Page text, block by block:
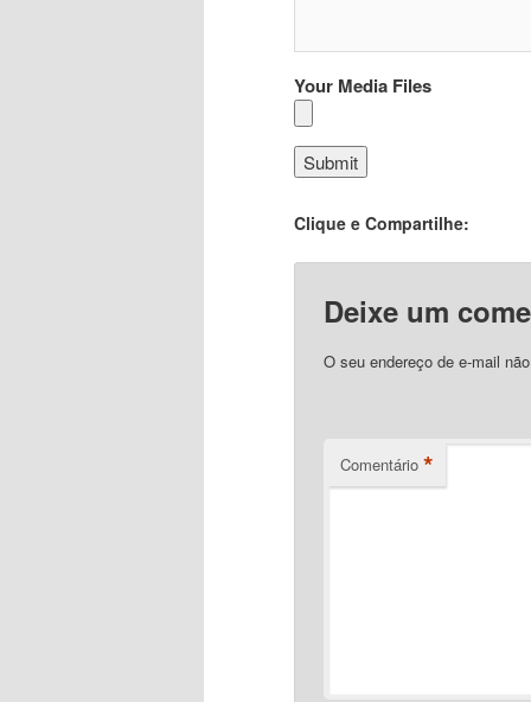
Your Media Files
Clique e Compartilhe:
Deixe um
O seu endereço de e-mail
Comentário *